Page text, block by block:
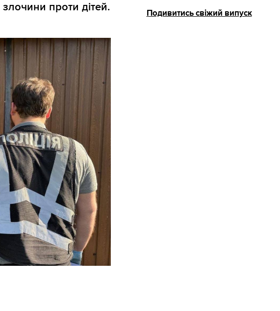
проти дітей.
Подивитись свіжий випуск